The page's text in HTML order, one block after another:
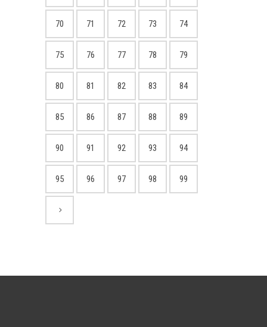
70 71 72 73 74
75 76 77 78 79
80 81 82 83 84
85 86 87 88 89
90 91 92 93 94
95 96 97 98 99